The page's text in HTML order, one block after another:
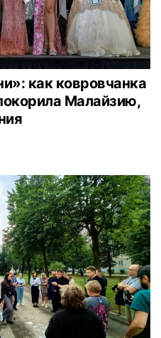
как ковровчанка
Малайзию,